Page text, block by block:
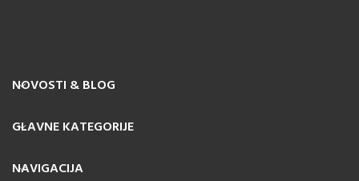
NOVOSTI & BLOG
GLAVNE KATEGORIJE
NAVIGACIJA